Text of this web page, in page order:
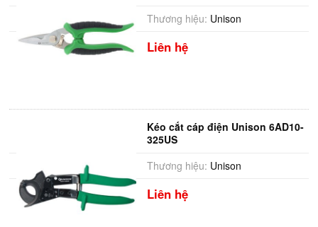
Thương hiệu: Unison
Liên hệ
Kéo cắt cáp điện Unison 6AD10-
325US
Thương hiệu: Unison
Liên hệ